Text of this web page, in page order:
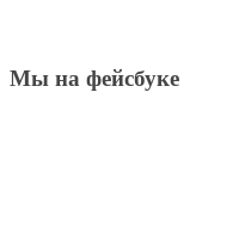
Мы на фейсбуке